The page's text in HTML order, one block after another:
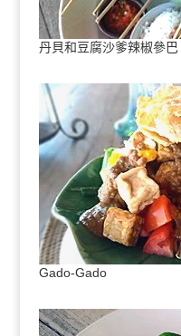
丹貝和豆腐沙爹辣椒參巴
Gado-Gado